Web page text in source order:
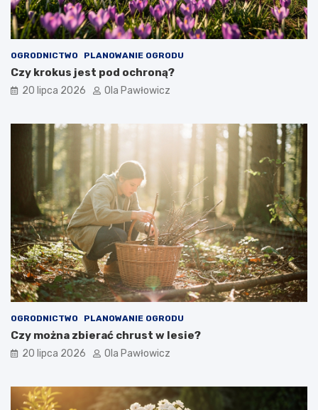
OGRODNICTWO PLANOWANIE OGRODU
Czy krokus jest pod ochroną?
20 lipca 2026 Ola Pawłowicz
OGRODNICTWO PLANOWANIE OGRODU
Czy można zbierać chrust w lesie?
20 lipca 2026 Ola Pawłowicz